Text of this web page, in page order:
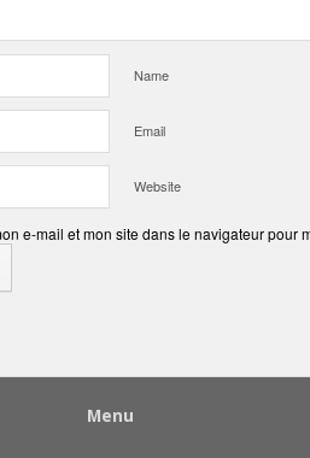
Name
Email
Website
e-mail et mon site dans le navigateur pour
Menu